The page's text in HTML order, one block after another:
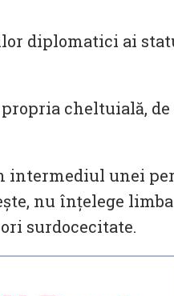
diplomatici ai
cheltuială,
intermediul unei
nu înțelege limba
surdocecitate.